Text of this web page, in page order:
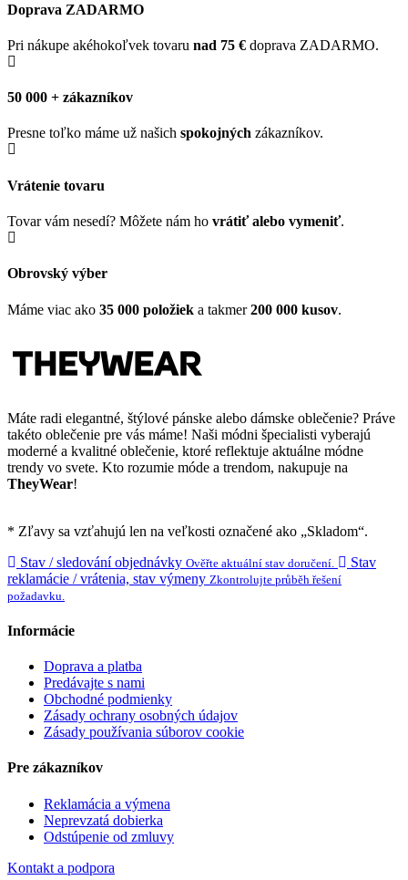
Doprava ZADARMO
Pri nákupe akéhokoľvek tovaru nad 75 € doprava ZADARMO.
50 000 + zákazníkov
Presne toľko máme už našich spokojných zákazníkov.
Vrátenie tovaru
Tovar vám nesedí? Môžete nám ho vrátiť alebo vymeniť.
Obrovský výber
Máme viac ako 35 000 položiek a takmer200 000 kusov.
Máte radi elegantné, štýlové pánske alebo dámske oblečenie? Práve
takéto oblečenie pre vás máme! Naši módni špecialisti vyberajú
moderné a kvalitné oblečenie, ktoré reflektuje aktuálne módne
trendy vo svete. Kto rozumie móde a trendom, nakupuje na
TheyWear!
* Zľavy sa vzťahujú len na veľkosti označené ako „Skladom“.
Stav / sledování objednávky Ověřte aktuální stav doručení.
Stav
reklamácie / vrátenia, stav výmeny Zkontrolujte průběh řešení
požadavku.
Informácie
Doprava a platba
Predávajte s nami
Obchodné podmienky
Zásady ochrany osobných údajov
Zásady používania súborov cookie
Pre zákazníkov
Reklamácia a výmena
Neprevzatá dobierka
Odstúpenie od zmluvy
Kontakt a podpora